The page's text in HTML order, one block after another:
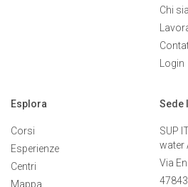
Chi
Login
Esplora
Corsi
Esperienze
Centri
Mappa
Sede
SUP
water
Via